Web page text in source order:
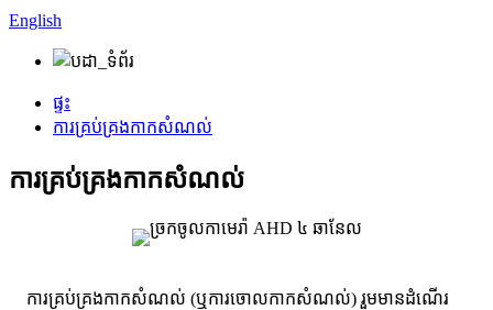
English
ផ្ទះ
ការគ្រប់គ្រងកាកសំណល់
ការគ្រប់គ្រងកាកសំណល់
ការគ្រប់គ្រងកាកសំណល់ (ឬការចោលកាកសំណល់) រួមមានដំណើរ